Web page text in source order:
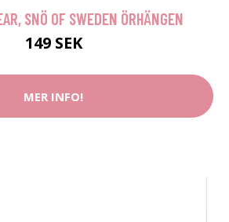
SNÖ OF SWEDEN ÖRHÄNGEN
149 SEK
MER INFO!